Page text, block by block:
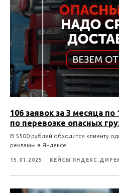
106 заявок за 3 месяца
по перевозке опасных
В 5500 рублей обходится клиенту
рекламы в Яндексе
15.01.2025 КЕЙСЫ